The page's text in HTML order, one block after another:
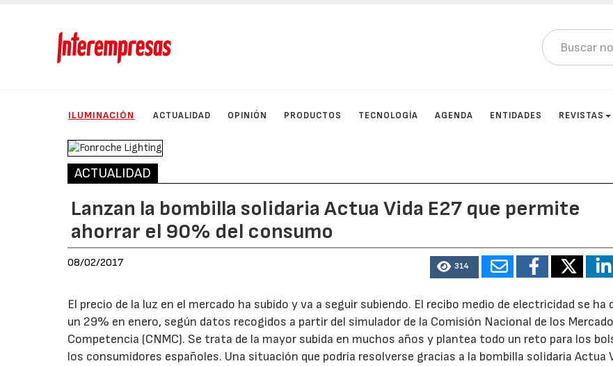
ILUMINACIÓN ACTUALIDAD OPINIÓN PRODUCTOS TECNOLOGÍA AGENDA ENTIDADES REVISTAS
ACTUALIDAD
Lanzan la bombilla solidaria Actua Vida E27 que permite
ahorrar el 90% del consumo
08/02/2017 314
El precio de la luz en el mercado ha subido y va a seguir subiendo. El recibo medio de electricidad se ha
un 29% en enero, según datos recogidos a partir del simulador de la Comisión Nacional de los
Competencia (CNMC). Se trata de la mayor subida en muchos años y plantea todo un reto para los
los consumidores españoles. Una situación que podría resolverse gracias a la bombilla solidaria Actua